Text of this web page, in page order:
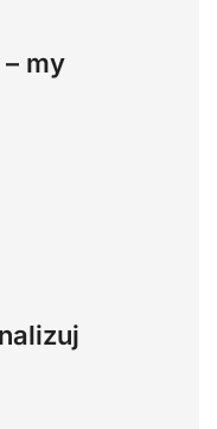
my